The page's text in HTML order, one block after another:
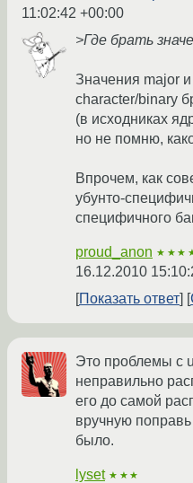
11:02:42 +00:00
>Где брать
Значения major
character/binary
(в исходниках
но не помню,
Впрочем, как
убунто-
специфичного
proud_anon
16.12.2010
Показать ответ
Это проблемы с
неправильно
его до самой
вручную
было.
lyset ★★★